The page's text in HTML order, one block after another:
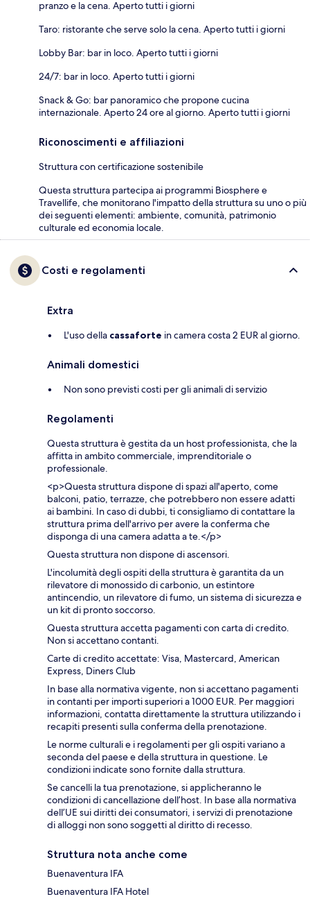
pranzo e la cena. Aperto tutti i giorni
Taro: ristorante che serve solo la cena. Aperto tutti i giorni
Lobby Bar: bar in loco. Aperto tutti i giorni
24/7: bar in loco. Aperto tutti i giorni
Snack & Go: bar panoramico che propone cucina
internazionale. Aperto 24 ore al giorno. Aperto tutti i giorni
Riconoscimenti e affiliazioni
Struttura con certificazione sostenibile
Questa struttura partecipa ai programmi Biosphere e
Travellife, che monitorano l'impatto della struttura su uno o più
dei seguenti elementi: ambiente, comunità, patrimonio
culturale ed economia locale.
Costi e regolamenti
Extra
L'uso della cassaforte in camera costa 2 EUR al giorno.
Animali domestici
Non sono previsti costi per gli animali di servizio
Regolamenti
Questa struttura è gestita da un host professionista, che la
affitta in ambito commerciale, imprenditoriale o
professionale.
<p>Questa struttura dispone di spazi all'aperto, come
balconi, patio, terrazze, che potrebbero non essere adatti
ai bambini. In caso di dubbi, ti consigliamo di contattare la
struttura prima dell'arrivo per avere la conferma che
disponga di una camera adatta a te.</p>
Questa struttura non dispone di ascensori.
L'incolumità degli ospiti della struttura è garantita da un
rilevatore di monossido di carbonio, un estintore
antincendio, un rilevatore di fumo, un sistema di sicurezza e
un kit di pronto soccorso.
Questa struttura accetta pagamenti con carta di credito.
Non si accettano contanti.
Carte di credito accettate: Visa, Mastercard, American
Express, Diners Club
In base alla normativa vigente, non si accettano pagamenti
in contanti per importi superiori a 1000 EUR. Per maggiori
informazioni, contatta direttamente la struttura utilizzando i
recapiti presenti sulla conferma della prenotazione.
Le norme culturali e i regolamenti per gli ospiti variano a
seconda del paese e della struttura in questione. Le
condizioni indicate sono fornite dalla struttura.
Se cancelli la tua prenotazione, si applicheranno le
condizioni di cancellazione dell’host. In base alla normativa
dell’UE sui diritti dei consumatori, i servizi di prenotazione
di alloggi non sono soggetti al diritto di recesso.
Struttura nota anche come
Buenaventura IFA
Buenaventura IFA Hotel